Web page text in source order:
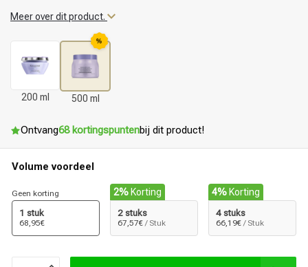
Meer over dit product.
200 ml
%
500 ml
Ontvang68 kortingspuntenbij dit product!
Volume voordeel
Geen korting
1 stuk
68,95€
2% Korting
2 stuks
67,57€ / Stuk
4% Korting
4 stuks
66,19€ / Stuk